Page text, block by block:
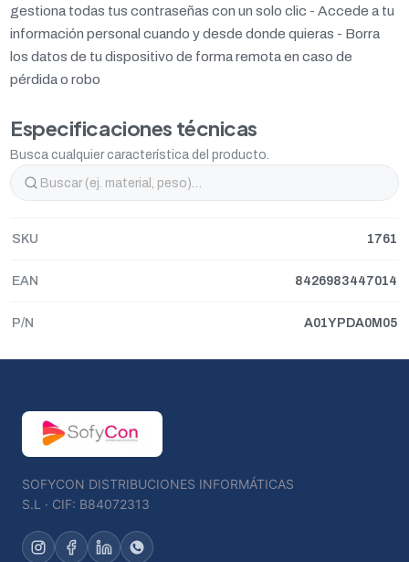
gestiona todas tus contraseñas con un solo clic - Accede a tu
información personal cuando y desde donde quieras - Borra
los datos de tu dispositivo de forma remota en caso de
pérdida o robo
Especificaciones técnicas
Busca cualquier característica del producto.
SKU 1761
EAN 8426983447014
P/N A01YPDA0M05
SOFYCON DISTRIBUCIONES INFORMÁTICAS
S.L · CIF: B84072313